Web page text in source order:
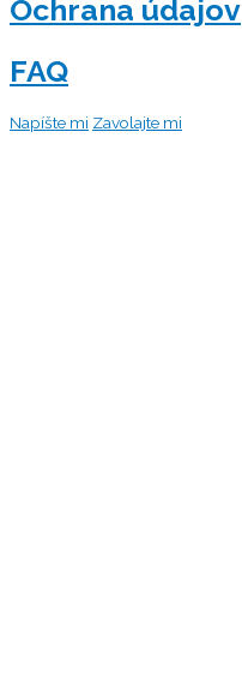
Ochrana údajov
FAQ
Scroll
Napíšte mi Zavolajte mi